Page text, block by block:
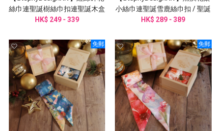
絲巾連聖誕樹絲巾扣連聖誕木盒
包裝禮物
HK$ 249 - 339
小絲巾連聖誕雪鹿絲巾扣 / 聖誕
木盒包裝禮物
HK$ 289 - 389
免郵 免郵